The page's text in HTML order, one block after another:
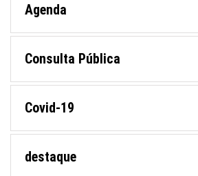
Agenda
Consulta Pública
Covid-19
destaque